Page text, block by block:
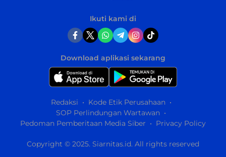
Ikuti kami di
Download aplikasi sekarang
Redaksi
Kode Etik Perusahaan
SOP Perlindungan Wartawan
Pedoman Pemberitaan Media Siber
Privacy Policy
Copyright © 2025. Siarnitas.id. All rights reserved